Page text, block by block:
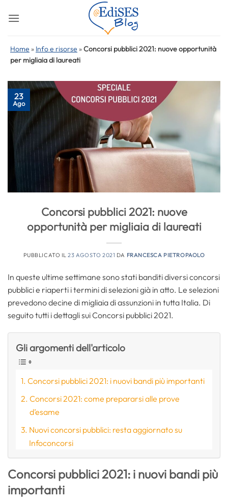
Home » Info e risorse »Concorsi pubblici 2021: nuove opportunità
per migliaia di laureati
23
Ago
Concorsi pubblici 2021: nuove
opportunità per migliaia di laureati
PUBBLICATO IL23 AGOSTO 2021 DA FRANCESCA PIETROPAOLO
In queste ultime settimane sono stati banditi diversi concorsi
pubblici e riaperti i termini di selezioni già in atto. Le selezioni
prevedono decine di migliaia di assunzioni in tutta Italia. Di
seguito tutti i dettagli sui Concorsi pubblici 2021.
Gli argomenti dell'articolo
Concorsi pubblici 2021: i nuovi bandi più importanti
Concorsi 2021: come prepararsi alle prove
d’esame
Nuovi concorsi pubblici: resta aggiornato su
Infoconcorsi
Concorsi pubblici 2021: i nuovi bandi più
importanti